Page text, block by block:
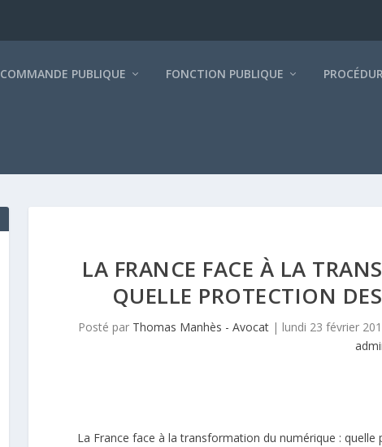
COMMANDE PUBLIQUE FONCTION PUBLIQUE
LA FRANCE FACE À LA
QUELLE PROTECTION
Posté par Thomas Manhès - Avocat| lundi 23 février
La France face à la transformation du numérique :